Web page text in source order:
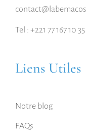
Tel : +221 77 167 10 35
Liens Utiles
Notre blog
FAQs